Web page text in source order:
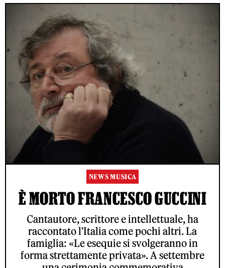
NEWS MUSICA
È MORTO FRANCESCO GUCCINI
Cantautore, scrittore e intellettuale, ha
raccontato l'Italia come pochi altri. La
famiglia: «Le esequie si svolgeranno in
forma strettamente privata». A settembre